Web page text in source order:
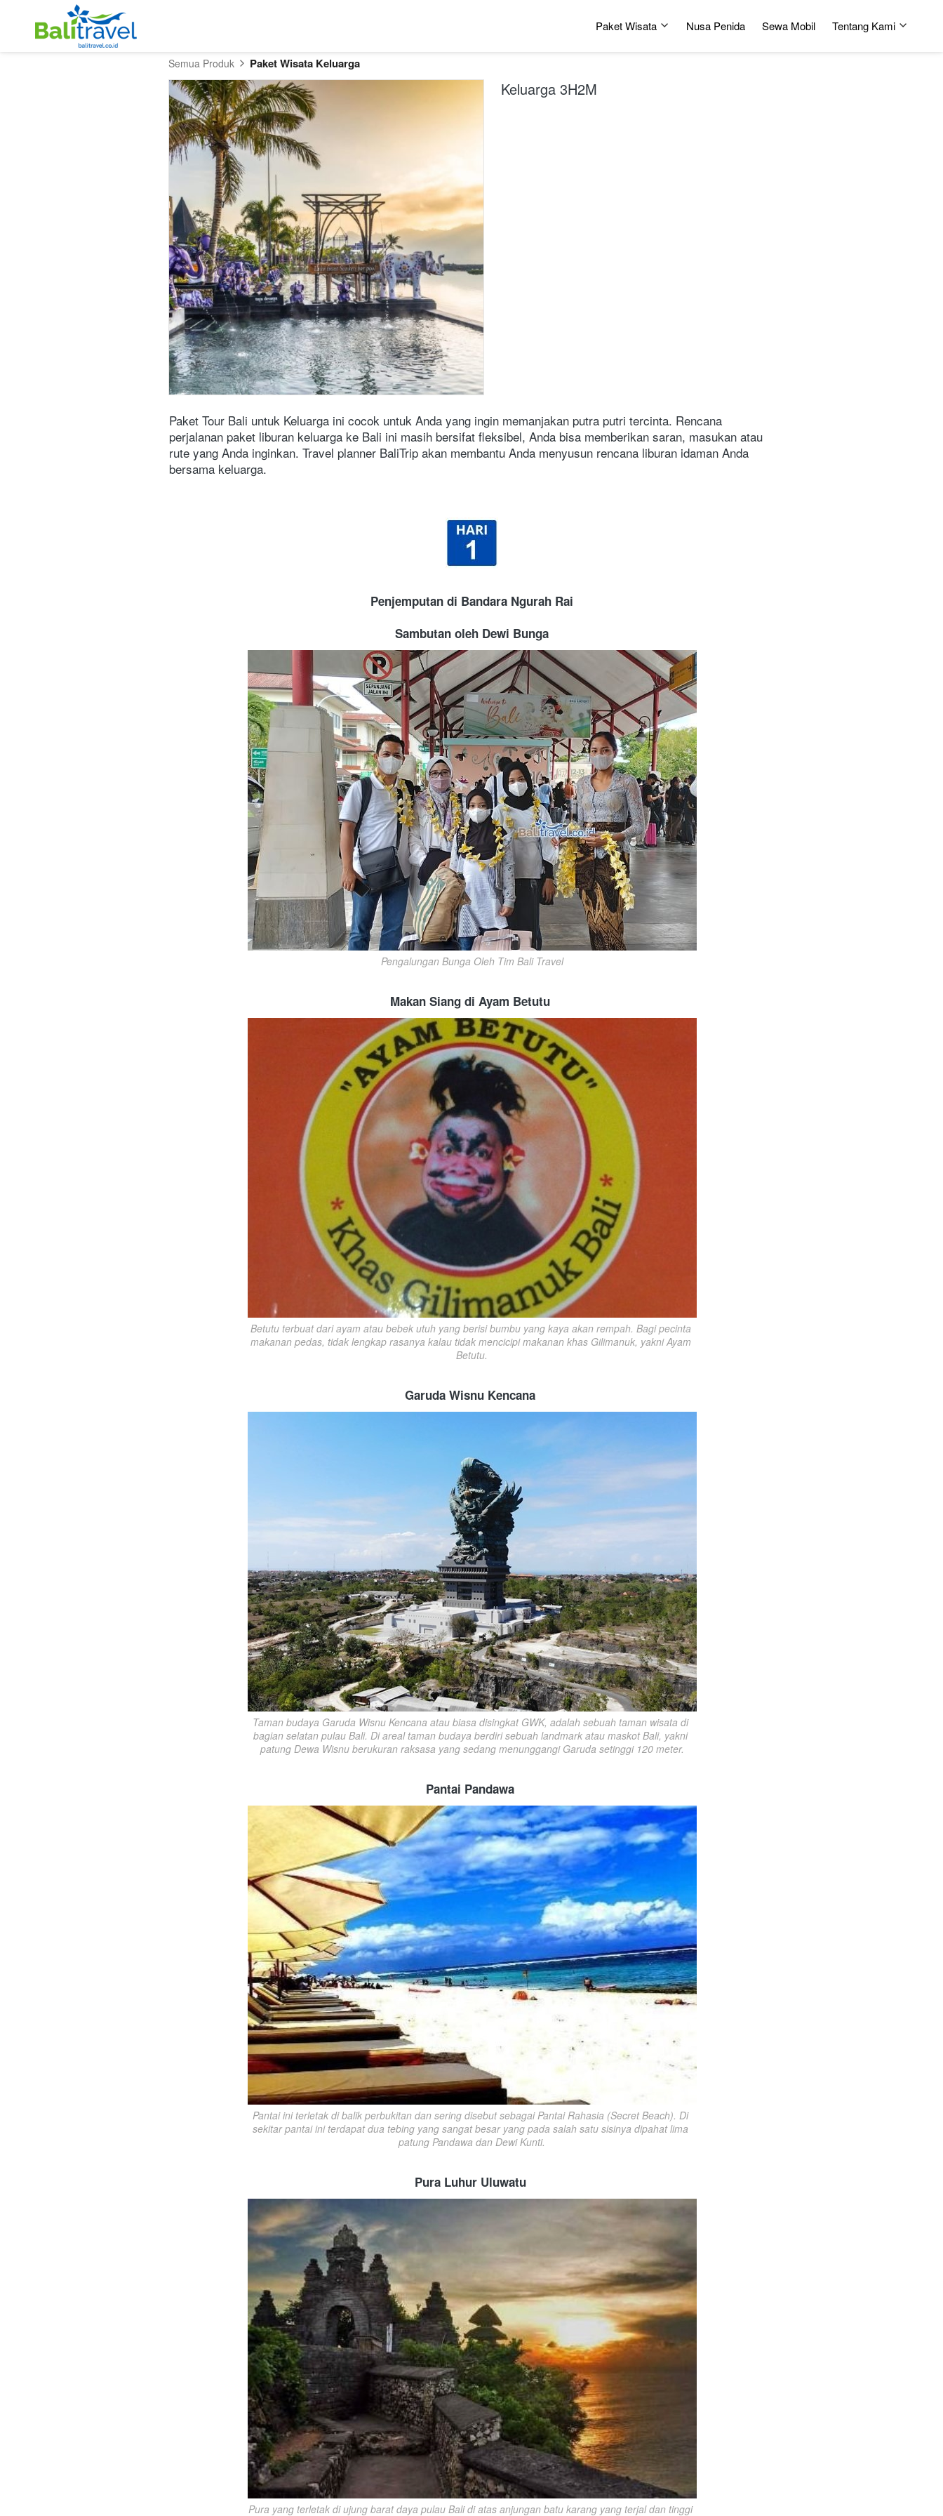
Paket Wisata Nusa Penida Sewa Mobil Tentang Kami
Semua Produk Paket Wisata Keluarga
Keluarga 3H2M
Paket Tour Bali untuk Keluarga ini cocok untuk Anda yang ingin memanjakan putra putri tercinta. Rencana
perjalanan paket liburan keluarga ke Bali ini masih bersifat fleksibel, Anda bisa memberikan saran, masukan atau
rute yang Anda inginkan. Travel planner BaliTrip akan membantu Anda menyusun rencana liburan idaman Anda
bersama keluarga.
Penjemputan di Bandara Ngurah Rai
Sambutan oleh Dewi Bunga
Pengalungan Bunga Oleh Tim Bali Travel
Makan Siang di Ayam Betutu
Betutu terbuat dari ayam atau bebek utuh yang berisi bumbu yang kaya akan rempah. Bagi pecinta
makanan pedas, tidak lengkap rasanya kalau tidak mencicipi makanan khas Gilimanuk, yakni Ayam
Betutu.
Garuda Wisnu Kencana
Taman budaya Garuda Wisnu Kencana atau biasa disingkat GWK, adalah sebuah taman wisata di
bagian selatan pulau Bali. Di areal taman budaya berdiri sebuah landmark atau maskot Bali, yakni
patung Dewa Wisnu berukuran raksasa yang sedang menunggangi Garuda setinggi 120 meter.
Pantai Pandawa
Pantai ini terletak di balik perbukitan dan sering disebut sebagai Pantai Rahasia (Secret Beach). Di
sekitar pantai ini terdapat dua tebing yang sangat besar yang pada salah satu sisinya dipahat lima
patung Pandawa dan Dewi Kunti.
Pura Luhur Uluwatu
Pura yang terletak di ujung barat daya pulau Bali di atas anjungan batu karang yang terjal dan tinggi